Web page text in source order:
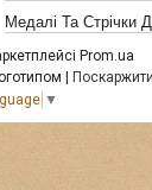
Медалі Та Стрічки
Prom.ua
▼